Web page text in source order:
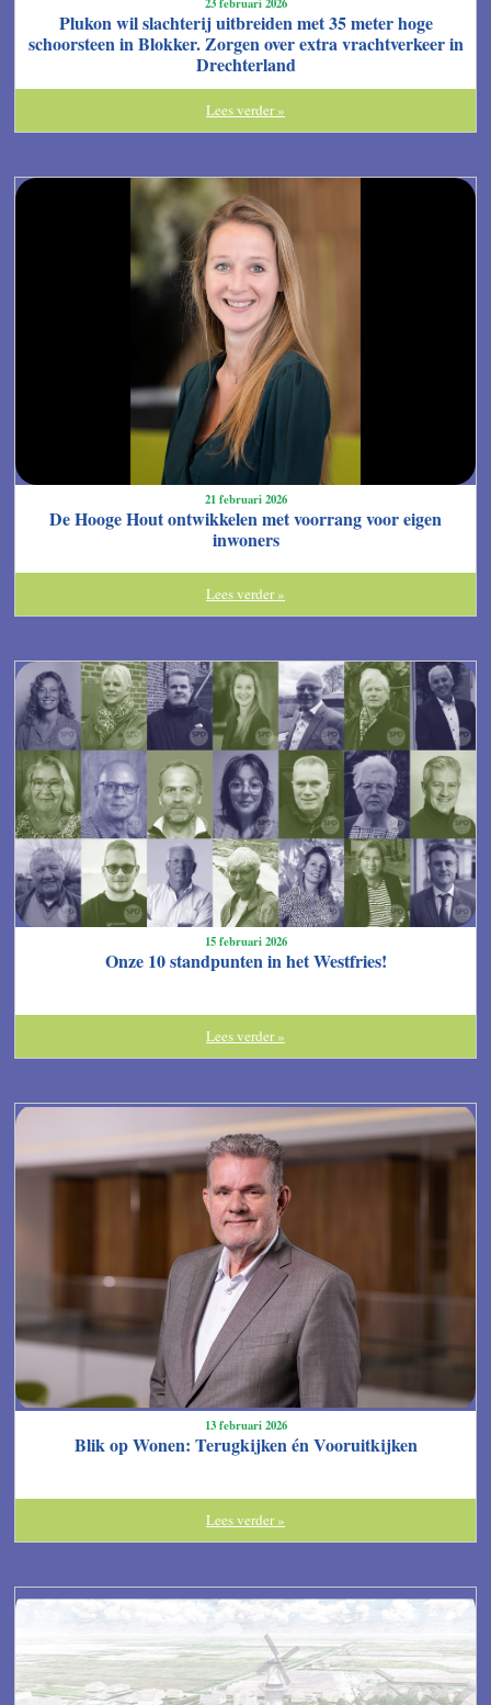
Plukon wil slachterij uitbreiden met 35 meter hoge
schoorsteen in Blokker. Zorgen over extra vrachtverkeer in
Drechterland
Lees verder »
21 februari 2026
De Hooge Hout ontwikkelen met voorrang voor eigen
inwoners
Lees verder »
15 februari 2026
Onze 10 standpunten in het Westfries!
Lees verder »
13 februari 2026
Blik op Wonen: Terugkijken én Vooruitkijken
Lees verder »